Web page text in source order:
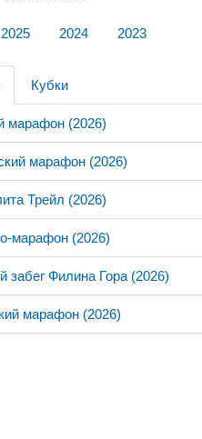
2025 2024 2023
Кубки
марафон (2026)
марафон (2026)
Трейл (2026)
марафон (2026)
забег Филина Гора (2026)
марафон (2026)